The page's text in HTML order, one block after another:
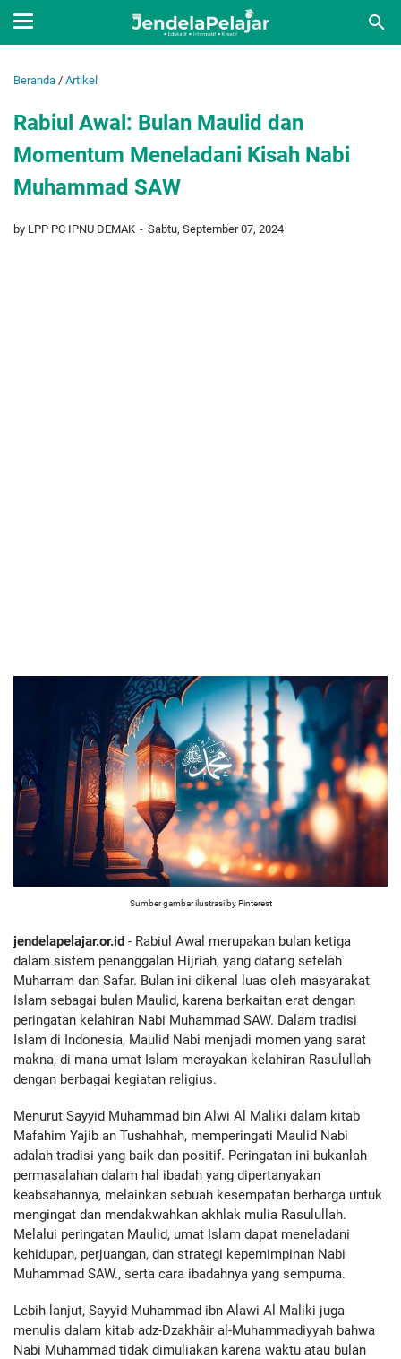
Beranda / Artikel
Rabiul Awal: Bulan Maulid dan
Momentum Meneladani Kisah Nabi
Muhammad SAW
by LPP PC IPNU DEMAK Sabtu, September 07, 2024
Sumber gambar ilustrasi by Pinterest
jendelapelajar.or.id - Rabiul Awal merupakan bulan ketiga
dalam sistem penanggalan Hijriah, yang datang setelah
Muharram dan Safar. Bulan ini dikenal luas oleh masyarakat
Islam sebagai bulan Maulid, karena berkaitan erat dengan
peringatan kelahiran Nabi Muhammad SAW. Dalam tradisi
Islam di Indonesia, Maulid Nabi menjadi momen yang sarat
makna, di mana umat Islam merayakan kelahiran Rasulullah
dengan berbagai kegiatan religius.
Menurut Sayyid Muhammad bin Alwi Al Maliki dalam kitab
Mafahim Yajib an Tushahhah, memperingati Maulid Nabi
adalah tradisi yang baik dan positif. Peringatan ini bukanlah
permasalahan dalam hal ibadah yang dipertanyakan
keabsahannya, melainkan sebuah kesempatan berharga untuk
mengingat dan mendakwahkan akhlak mulia Rasulullah.
Melalui peringatan Maulid, umat Islam dapat meneladani
kehidupan, perjuangan, dan strategi kepemimpinan Nabi
Muhammad SAW., serta cara ibadahnya yang sempurna.
Lebih lanjut, Sayyid Muhammad ibn Alawi Al Maliki juga
menulis dalam kitab adz-Dzakhâir al-Muhammadiyyah bahwa
Nabi Muhammad tidak dimuliakan karena waktu atau bulan